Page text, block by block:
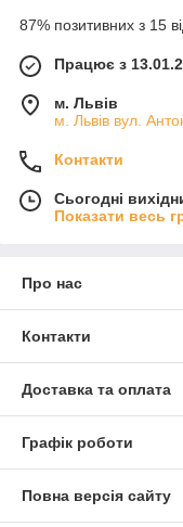
87% позитивних з 15
Працює з
м. Львів
м. Львів вул.
Контакти
Сьогодні
Показати весь
Про нас
Контакти
Доставка та оплата
Графік роботи
Повна версія сайту